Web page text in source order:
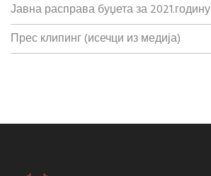
Јавна расправа буџета за 2021.годину
Прес клипинг (исечци из медија)